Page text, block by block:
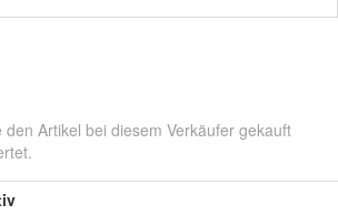
Artikel bei diesem Verkäufer gekauft